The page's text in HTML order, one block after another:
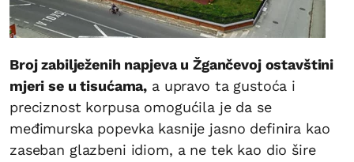
Broj zabilježenih napjeva u Žgančevoj ostavštini
mjeri se u tisućama, a upravo ta gustoća i
preciznost korpusa omogućila je da se
međimurska popevka kasnije jasno definira kao
zaseban glazbeni idiom, a ne tek kao dio šire